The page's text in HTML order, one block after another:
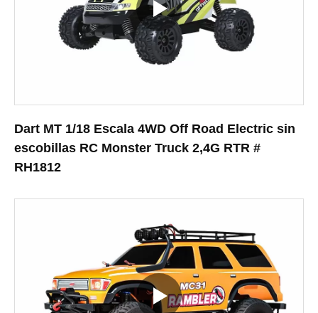
Dart MT 1/18 Escala 4WD Off Road Electric sin
escobillas RC Monster Truck 2,4G RTR #
RH1812